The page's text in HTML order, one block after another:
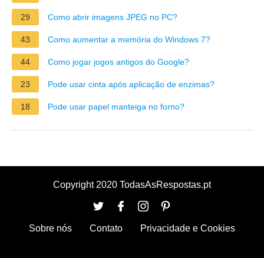
29 Como abrir imagens JPEG no PC?
43 Como aumentar a memória do Windows 7?
44 Como jogar jogos antigos do Google?
23 Pode usar cinta após aplicação de enzimas?
18 Pode usar papel manteiga no forno?
Copyright 2020 TodasAsRespostas.pt
Sobre nós Contato Privacidade e Cookies